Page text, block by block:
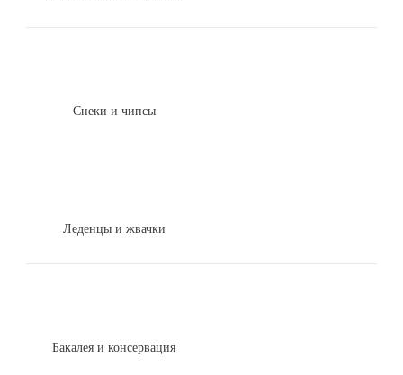
Снеки и чипсы
Леденцы и жвачки
Бакалея и консервация